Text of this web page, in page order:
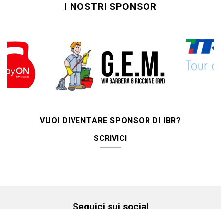
I NOSTRI SPONSOR
VUOI DIVENTARE SPONSOR DI IBR?
SCRIVICI
Seguici sui social